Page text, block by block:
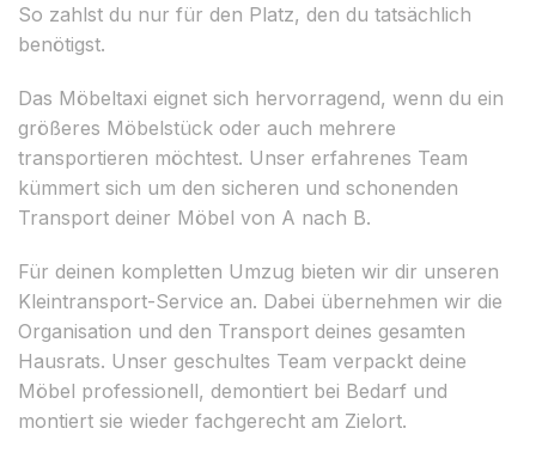
So zahlst du nur für den Platz, den du tatsächlich
benötigst.
Das Möbeltaxi eignet sich hervorragend, wenn du ein
größeres Möbelstück oder auch mehrere
transportieren möchtest. Unser erfahrenes Team
kümmert sich um den sicheren und schonenden
Transport deiner Möbel von A nach B.
Für deinen kompletten Umzug bieten wir dir unseren
Kleintransport-Service an. Dabei übernehmen wir die
Organisation und den Transport deines gesamten
Hausrats. Unser geschultes Team verpackt deine
Möbel professionell, demontiert bei Bedarf und
montiert sie wieder fachgerecht am Zielort.